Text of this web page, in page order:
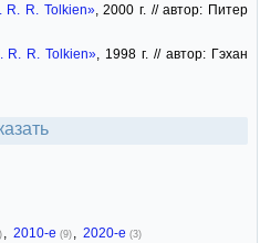
R. R. Tolkien», 2000 г. // автор: Питер
R. R. Tolkien» , 1998 г. // автор: Гэхан
, 2010-е (9) , 2020-е (3)